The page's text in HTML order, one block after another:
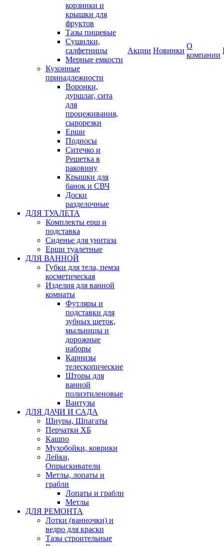
корзинки и
крышки для
фруктов
Тазы пищевые
Сушилки,
салфетницы
Мерные емкости
Кухонные
принадлежности
Воронки,
дуршлаг, сита
для
процеживания,
сырорезки
Ерши
Подносы
Ситечко и
Решетка в
раковину
Крышки для
банок и СВЧ
Доски
разделочные
ДЛЯ ТУАЛЕТА
Комплекты ерш и
подставка
Сиденье для унитаза
Ерши туалетные
ДЛЯ ВАННОЙ
Губки для тела, пемза
косметическая
Изделия для ванной
комнаты
Футляры и
подставки для
зубных щеток,
мыльницы и
дорожные
наборы
Карнизы
телескопические
Шторы для
ванной
полиэтиленовые
Вантузы
ДЛЯ ДАЧИ И САДА
Шнуры, Шпагаты
Перчатки ХБ
Кашпо
Мухобойки, коврики
Лейки,
Опрыскиватели
Метлы, лопаты и
грабли
Лопаты и грабли
Метлы
ДЛЯ РЕМОНТА
Лотки (ванночки) и
ведро для краски
Тазы строительные
Акции Новинки
О
компании